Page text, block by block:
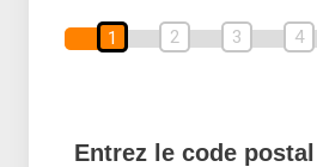
1 2 3 4
Entrez le code